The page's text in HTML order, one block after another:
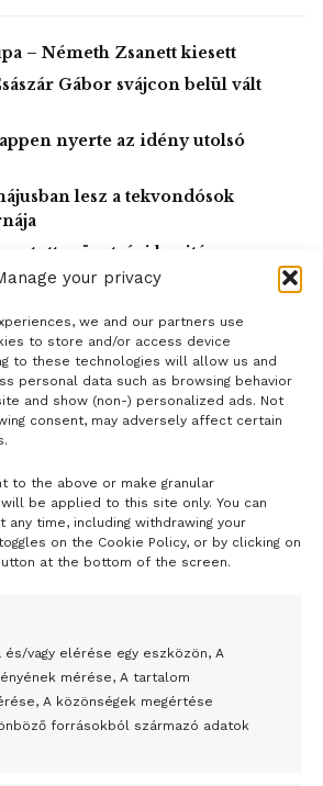
your privacy
we and our partners use
to store and/or access device
to these technologies will allow us and
personal data such as browsing behavior
and show (non-) personalized ads. Not
consent, may adversely affect certain
to the above or make granular
be applied to this site only. You can
any time, including withdrawing your
on the Cookie Policy, or by clicking on
at the bottom of the screen.
vagy elérése egy eszközön, A
mérése, A tartalom
A közönségek megértése
forrásokból származó adatok
– Németh Zsanett kiesett
Gábor svájcon belül vált
nyerte az idény utolsó
lesz a tekvondósok
szövetségi kapitánya
LOAD MORE
- H I R D E T É S -